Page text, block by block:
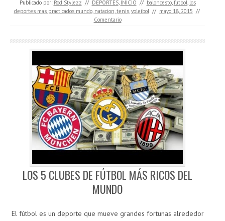
Publicado por: Rod Stylezz // DEPORTES, INICIO // baloncesto,futbol, los
deportes mas practicados mundo, natacion,tenis,voleibol // mayo 18, 2015 //
Comentario
LOS 5 CLUBES DE FÚTBOL MÁS RICOS DEL
MUNDO
El fútbol es un deporte que mueve grandes fortunas alrededor